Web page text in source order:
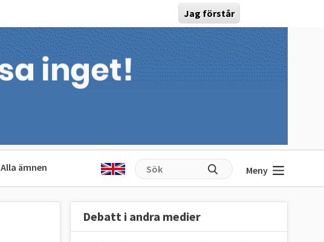
Jag förstår
Alla ämnen Meny
Debatt i andra medier